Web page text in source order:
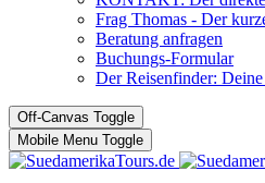
Frag Thomas - Der
Beratung anfragen
Buchungs-Formular
Der Reisenfinder:
Off-Canvas Toggle
Mobile Menu Toggle